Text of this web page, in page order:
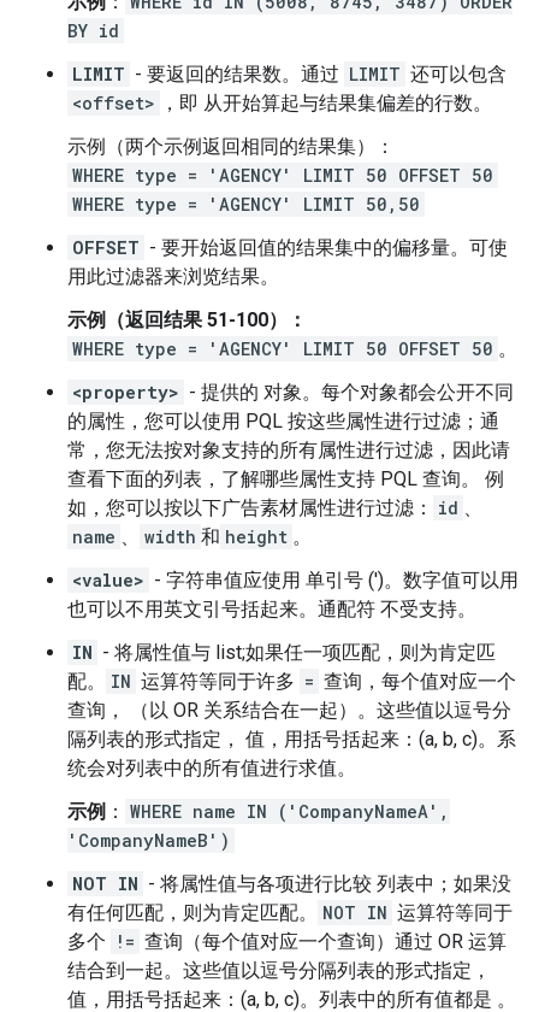
BY id
LIMIT - 要返回的结果数。通过 LIMIT 还可以包含
<offset>
，即 从开始算起与结果集偏差的行数。
示例（两个示例返回相同的结果集）：
WHERE type = 'AGENCY' LIMIT 50 OFFSET 50
WHERE type = 'AGENCY' LIMIT 50,50
OFFSET - 要开始返回值的结果集中的偏移量。可使
用此过滤器来浏览结果。
示例（返回结果 51-100）：
WHERE type = 'AGENCY' LIMIT 50 OFFSET 50 。
<property> - 提供的 对象。每个对象都会公开不同
的属性，您可以使用 PQL 按这些属性进行过滤；通
常，您无法按对象支持的所有属性进行过滤，因此请
查看下面的列表，了解哪些属性支持 PQL 查询。 例
如，您可以按以下广告素材属性进行过滤：
id 、
name 、 width 和 height 。
<value> - 字符串值应使用 单引号 (')。数字值可以用
也可以不用英文引号括起来。通配符 不受支持。
IN - 将属性值与 list;如果任一项匹配，则为肯定匹
配。
IN 运算符等同于许多 = 查询，每个值对应一个
查询， （以 OR 关系结合在一起）。这些值以逗号分
隔列表的形式指定， 值，用括号括起来：(a, b, c)。系
统会对列表中的所有值进行求值。
示例 ： WHERE name IN ('CompanyNameA',
'CompanyNameB')
NOT IN - 将属性值与各项进行比较 列表中；如果没
有任何匹配，则为肯定匹配。
NOT IN 运算符等同于
多个
!= 查询（每个值对应一个查询）通过 OR 运算
结合到一起。这些值以逗号分隔列表的形式指定，
值，用括号括起来：(a, b, c)。列表中的所有值都是 。